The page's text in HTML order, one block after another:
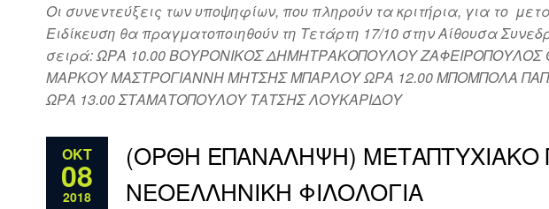
Οι συνεντεύξεις των υποψηφίων, που πληρούν τα κριτήρια, για το
Ειδίκευση θα πραγματοποιηθούν τη Τετάρτη 17/10 στην Αίθουσα
σειρά: ΩΡΑ 10.00 ΒΟΥΡΟΝΙΚΟΣ ΔΗΜΗΤΡΑΚΟΠΟΥΛΟΥ
ΜΑΡΚΟΥ ΜΑΣΤΡΟΓΙΑΝΝΗ ΜΗΤΣΗΣ ΜΠΑΡΛΟΥ ΩΡΑ 12.00 ΜΠΟΜΠΟΛΑ
ΩΡΑ 13.00 ΣΤΑΜΑΤΟΠΟΥΛΟΥ ΤΑΤΣΗΣ ΛΟΥΚΑΡΙΔΟΥ
ΟΚΤ
08
2018
(ΟΡΘΗ ΕΠΑΝΑΛΗΨΗ)
ΝΕΟΕΛΛΗΝΙΚΗ ΦΙΛΟΛΟΓΙΑ